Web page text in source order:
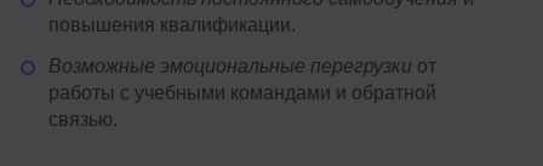
повышения квалификации.
Возможные эмоциональные перегрузки от
работы с учебными командами и обратной
связью.